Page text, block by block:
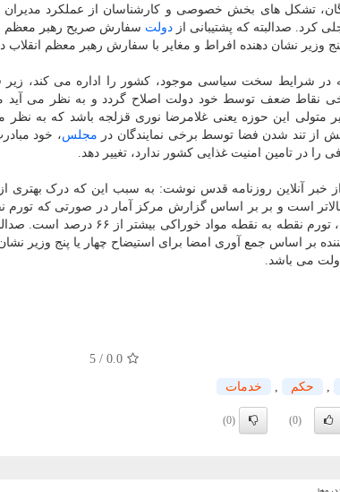
تشکل های بخش خصوصی و کارشناسان از عملکرد مدیران
کرد. صدالبته که پشتیبانی از دولت سفارش صریح رهبر معظم
وزیر نشان دهنده افراط و مغایر با سفارش رهبر معظم انقلاب
شرایط سخت سیاسی موجود، کشور را اداره می کند، زیر
نقاط ضعف توسط خود دولت اصلاح گردد و به نظر می آید
متولی این حوزه یعنی غلامرضا نوری قزلجه باشد که به نظر
از تند شدن فضا توسط برخی نمایندگان در مجلس، خود
در تامین امنیت غذایی کشور ندارد، تغییر دهد.
خبر آنلاین روزنامه قدس نوشت: به سبب این که درک بهتری از
است و بر بر اساس گزارش مرکز آمار در صورتی که تورم
به بیشتر از ۴۹ درصد رسیده است،
بر اساس جمع آوری امضا برای استیضاح چهار یا پنج وزیر
دولت می باشد.
0.0
/
5
حكم خدمات
(0)
(0)